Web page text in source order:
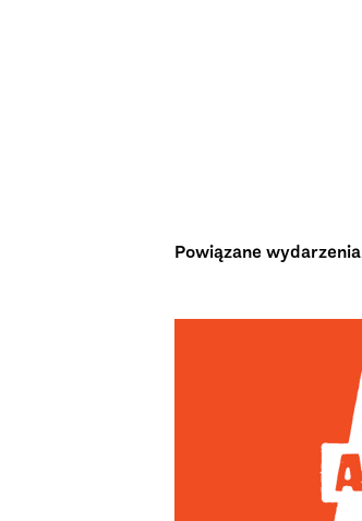
Powiązane wydarzenia